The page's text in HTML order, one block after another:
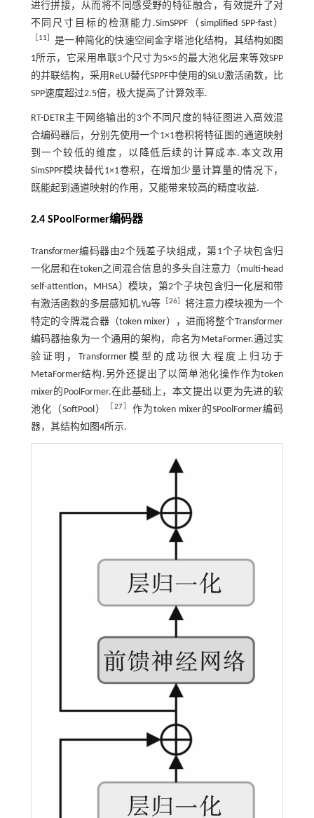
进行拼接，从而将不同感受野的特征融合，有效提升了对
不同尺寸目标的检测能力.SimSPPF（simplified SPP-fast）
11 是一种简化的快速空间金字塔池化结构，其结构如 图
1所示，它采用串联3个尺寸为5×5的最大池化层来等效SPP
的并联结构，采用ReLU替代SPPF中使用的SiLU激活函数，比
SPP速度超过2.5倍，极大提高了计算效率.
RT-DETR主干网络输出的3个不同尺度的特征图进入高效混
合编码器后，分别先使用一个1×1卷积将特征图的通道映射
到一个较低的维度，以降低后续的计算成本.本文改用
SimSPPF模块替代1×1卷积，在增加少量计算量的情况下，
既能起到通道映射的作用，又能带来较高的精度收益.
2.4 SPoolFormer编码器
Transformer编码器由2个残差子块组成，第1个子块包含归
一化层和在token之间混合信息的多头自注意力（multi-head
self-attention，MHSA）模块，第2个子块包含归一化层和带
有激活函数的多层感知机.Yu等
26］ 将注意力模块视为一个
特定的令牌混合器（token mixer），进而将整个Transformer
编码器抽象为一个通用的架构，命名为MetaFormer.通过实
验证明，Transformer模型的成功很大程度上归功于
MetaFormer结构.另外还提出了以简单池化操作作为token
mixer的PoolFormer.在此基础上，本文提出以更为先进的软
池化（SoftPool）
［27
作为token mixer的SPoolFormer编码
器，其结构如 图4所示.